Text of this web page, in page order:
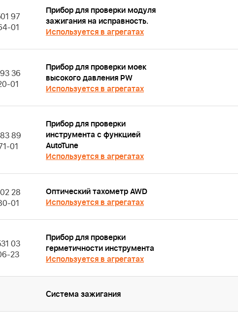
97
01
Прибор для проверки модуля
зажигания на исправность.
Используется в агрегатах
36
01
Прибор для проверки моек
высокого давления PW
Используется в агрегатах
89
01
Прибор для проверки
инструмента с функцией
AutoTune
Используется в агрегатах
28
01
Оптический тахометр AWD
Используется в агрегатах
03
23
Прибор для проверки
герметичности инструмента
Используется в агрегатах
Система зажигания